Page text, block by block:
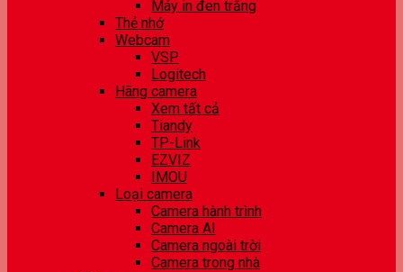
Máy in đen trắng
Thẻ nhớ
Webcam
VSP
Logitech
Hãng camera
Xem tất cả
Tiandy
TP-Link
EZVIZ
IMOU
Loại camera
Camera hành trình
Camera AI
Camera ngoài trời
Camera trong nhà